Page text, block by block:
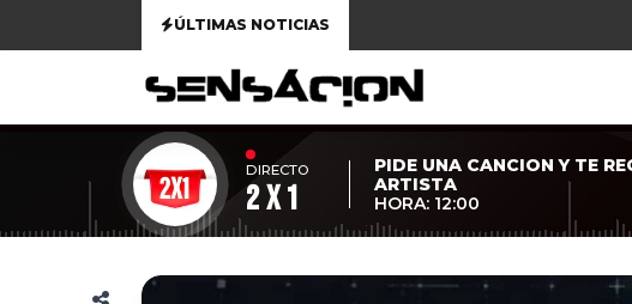
ÚLTIMAS NOTICIAS
DIRECTO
2 x 1
PIDE UNA CANCION Y TE
ARTISTA
HORA: 12:00